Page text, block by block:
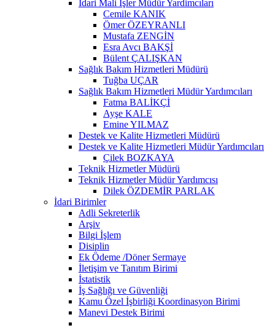
İdari Mali İşler Müdür Yardimcıları
Cemile KANIK
Ömer ÖZEYRANLI
Mustafa ZENGİN
Esra Avcı BAKŞİ
Bülent ÇALIŞKAN
Sağlık Bakım Hizmetleri Müdürü
Tuğba UÇAR
Sağlık Bakım Hizmetleri Müdür Yardımcıları
Fatma BALİKÇİ
Ayşe KALE
Emine YILMAZ
Destek ve Kalite Hizmetleri Müdürü
Destek ve Kalite Hizmetleri Müdür Yardımcıları
Çilek BOZKAYA
Teknik Hizmetler Müdürü
Teknik Hizmetler Müdür Yardımcısı
Dilek ÖZDEMİR PARLAK
İdari Birimler
Adli Sekreterlik
Arşiv
Bilgi İşlem
Disiplin
Ek Ödeme /Döner Sermaye
İletişim ve Tanıtım Birimi
İstatistik
İş Sağlığı ve Güvenliği
Kamu Özel İşbirliği Koordinasyon Birimi
Manevi Destek Birimi